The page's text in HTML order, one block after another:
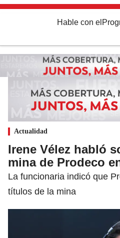
Hable con el
Actualidad
Irene Vélez habló
mina de Prodeco
La funcionaria indicó que
títulos de la mina